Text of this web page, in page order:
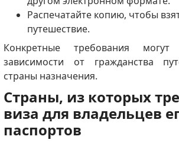
Распечатайте копию, чтобы
путешествие.
Конкретные требования
зависимости от гражданства
страны назначения.
Страны, из которых
виза для владельцев
паспортов